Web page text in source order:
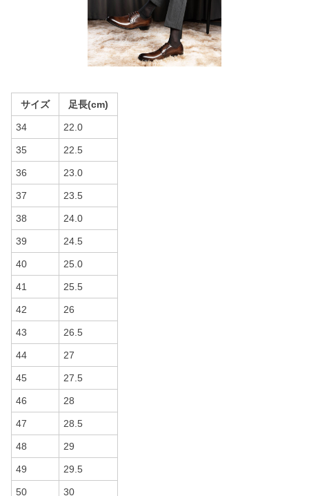
サイズ 足長(cm)
34 22.0
35 22.5
36 23.0
37 23.5
38 24.0
39 24.5
40 25.0
41 25.5
42 26
43 26.5
44 27
45 27.5
46 28
47 28.5
48 29
49 29.5
50 30